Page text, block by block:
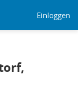
Einloggen